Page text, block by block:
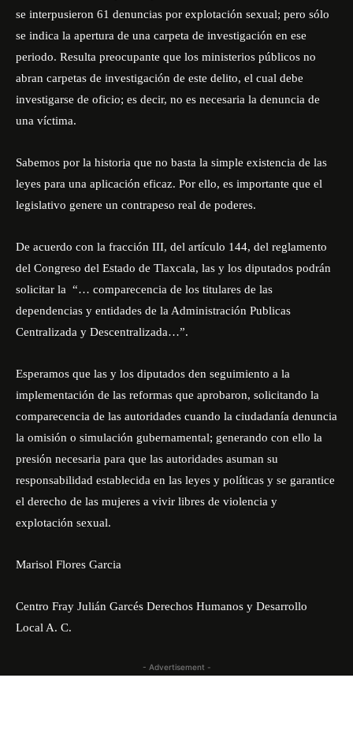
se interpusieron 61 denuncias por explotación sexual; pero sólo
se indica la apertura de una carpeta de investigación en ese
periodo. Resulta preocupante que los ministerios públicos no
abran carpetas de investigación de este delito, el cual debe
investigarse de oficio; es decir, no es necesaria la denuncia de
una víctima.
Sabemos por la historia que no basta la simple existencia de las
leyes para una aplicación eficaz. Por ello, es importante que el
legislativo genere un contrapeso real de poderes.
De acuerdo con la fracción III, del artículo 144, del reglamento
del Congreso del Estado de Tlaxcala, las y los diputados podrán
solicitar la “… comparecencia de los titulares de las
dependencias y entidades de la Administración Publicas
Centralizada y Descentralizada…”.
Esperamos que las y los diputados den seguimiento a la
implementación de las reformas que aprobaron, solicitando la
comparecencia de las autoridades cuando la ciudadanía denuncia
la omisión o simulación gubernamental; generando con ello la
presión necesaria para que las autoridades asuman su
responsabilidad establecida en las leyes y políticas y se garantice
el derecho de las mujeres a vivir libres de violencia y
explotación sexual.
Marisol Flores Garcia
Centro Fray Julián Garcés Derechos Humanos y Desarrollo
Local A. C.
- Advertisement -